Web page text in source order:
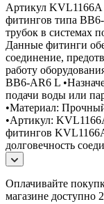
Артикул KVL1166A
фитингов типа
трубок в системах
Данные фитинги
соединение,
работу
BB6-AR6 L
подачи воды или
•Материал:
•Артикул:
фитингов
долговечность
Оплачивайте
магазине доступно